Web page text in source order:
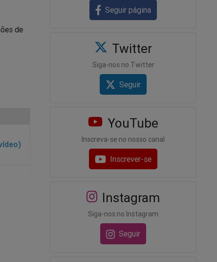
de
Seguir página
Twitter
Siga-nos no Twitter
Seguir
YouTube
Inscreva-se no nosso canal
Inscrever-se
Instagram
Siga-nos no Instagram
Seguir